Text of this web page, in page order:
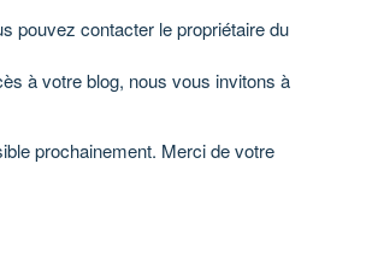
pouvez contacter le propriétaire du
à votre blog, nous vous invitons à
prochainement. Merci de votre